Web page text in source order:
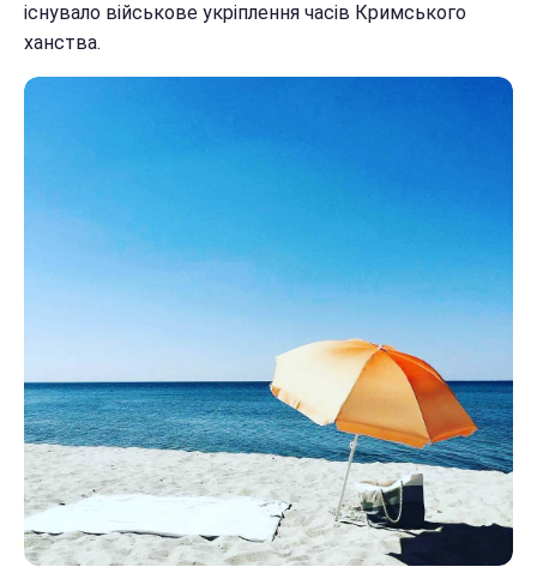
існувало військове укріплення часів Кримського
ханства.